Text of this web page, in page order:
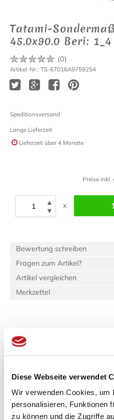
Diese Webseite verwendet
Wir verwenden Cookies, um
personalisieren, Funktionen
zu können und die Zugriffe
Tatami-
45.0x90.0 Beri: 1_4
(0)
Artikel-Nr.: TS-67016A9759254
Speditionsversand
Lange Lieferzeit
Lieferzeit über 4 Monate
Preise inkl.
▲
▼
x
Bewertung schreiben
Fragen zum Artikel?
Artikel vergleichen
Merkzettel
Beschreibung
(hq:green Igusa)
Spezifikationen
Länge: